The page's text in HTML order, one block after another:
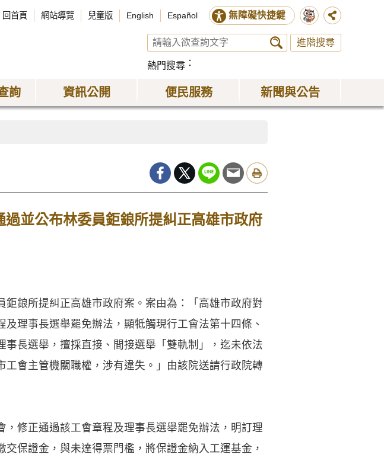
回首頁 網站導覽 兒童版 English Español 無障礙快捷鍵
進階搜尋
熱門搜尋
詢 資訊公開 便民服務 新聞與公告
並公布林委員鉅鋃所提糾正高雄市政府
鋃所提糾正高雄市政府案。案由為：「高雄市政府對
理事長選舉罷免辦法，顯牴觸現行工會法第十四條、
長選舉，擅採直接、間接選舉「雙軌制」，迄未依法
會主管機關職權，涉有違失。」由該院送請行政院轉
修正通過該工會章程及理事長選舉罷免辦法，明訂理
保證金，與未達得票門檻，將保證金納入工運基金，